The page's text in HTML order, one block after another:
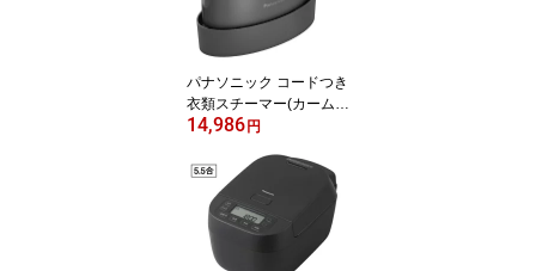
パナソニック コードつき
衣類スチーマー(カームブ
ラック) NI-FS70C-K Pan
14,986円